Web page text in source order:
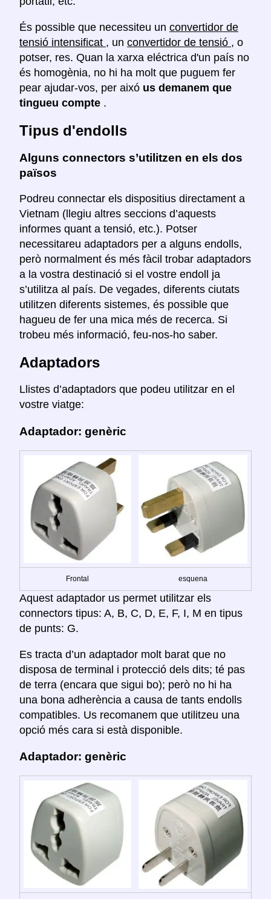
És possible que necessiteu un convertidor de
tensió intensificat , un convertidor de tensió , o
potser, res. Quan la xarxa eléctrica d'un país no
és homogènia, no hi ha molt que puguem fer
pear ajudar-vos, per aixó us demanem que
tingueu compte .
Tipus d'endolls
Alguns connectors s’utilitzen en els dos
països
Podreu connectar els dispositius directament a
Vietnam (llegiu altres seccions d’aquests
informes quant a tensió, etc.). Potser
necessitareu adaptadors per a alguns endolls,
però normalment és més fàcil trobar adaptadors
a la vostra destinació si el vostre endoll ja
s’utilitza al país. De vegades, diferents ciutats
utilitzen diferents sistemes, és possible que
hagueu de fer una mica més de recerca. Si
trobeu més informació, feu-nos-ho saber.
Adaptadors
Llistes d’adaptadors que podeu utilitzar en el
vostre viatge:
Adaptador: genèric
Frontal esquena
Aquest adaptador us permet utilitzar els
connectors tipus: A, B, C, D, E, F, I, M en tipus
de punts: G.
Es tracta d’un adaptador molt barat que no
disposa de terminal i protecció dels dits; té pas
de terra (encara que sigui bo); però no hi ha
una bona adherència a causa de tants endolls
compatibles. Us recomanem que utilitzeu una
opció més cara si està disponible.
Adaptador: genèric